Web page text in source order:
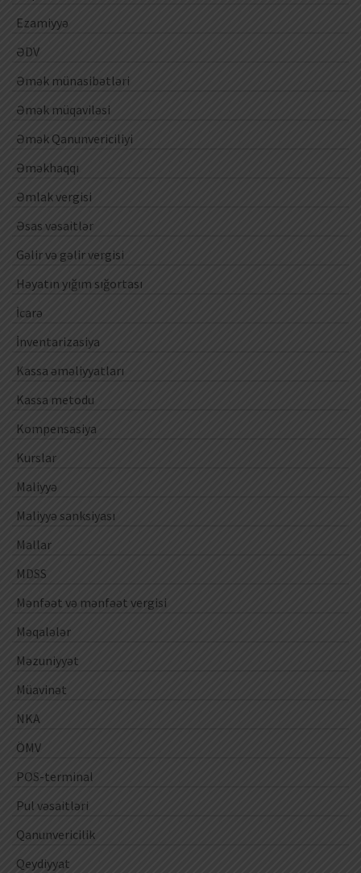
Ezamiyyə
ƏDV
Əmək münasibətləri
Əmək müqaviləsi
Əmək Qanunvericiliyi
Əməkhaqqı
Əmlak vergisi
Əsas vəsaitlər
Gəlir və gəlir vergisi
Həyatın yığım sığortası
İcarə
İnventarizasiya
Kassa əməliyyatları
Kassa metodu
Kompensasiya
Kurslar
Maliyyə
Maliyyə sanksiyası
Mallar
MDSS
Mənfəət və mənfəət vergisi
Məqalələr
Məzuniyyət
Müavinət
NKA
ÖMV
POS-terminal
Pul vəsaitləri
Qanunvericilik
Qeydiyyat